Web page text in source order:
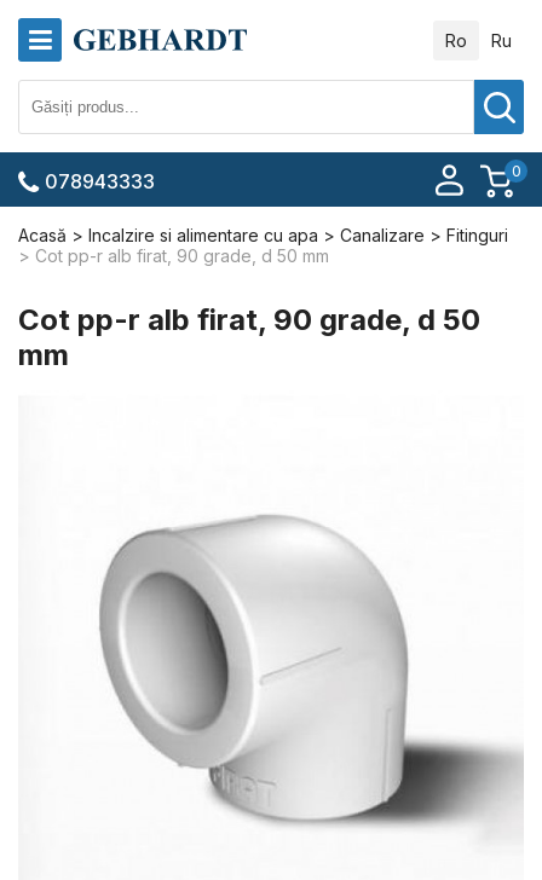
Ro Ru
0
078943333
Acasă Incalzire si alimentare cu apa Canalizare
Fitinguri
Сot pp-r alb firat, 90 grade, d 50 mm
Сot pp-r alb firat, 90 grade, d 50
mm